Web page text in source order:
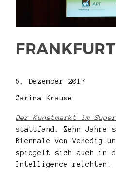
6. Dezember 2017
Carina Krause
Der Kunstmarkt im
stattfand. Zehn Jahre
Biennale von Venedig
spiegelt sich auch in
Intelligence reichten.